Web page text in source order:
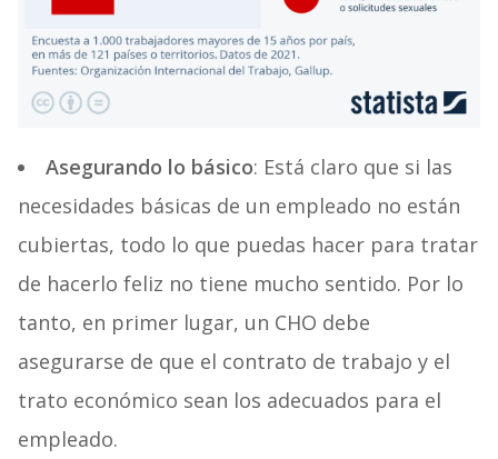
Asegurando lo básico: Está claro que si las
necesidades básicas de un empleado no están
cubiertas, todo lo que puedas hacer para tratar
de hacerlo feliz no tiene mucho sentido. Por lo
tanto, en primer lugar, un CHO debe
asegurarse de que el contrato de trabajo y el
trato económico sean los adecuados para el
empleado.